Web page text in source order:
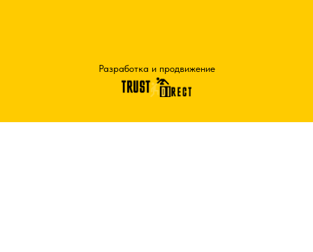
Разработка и продвижение